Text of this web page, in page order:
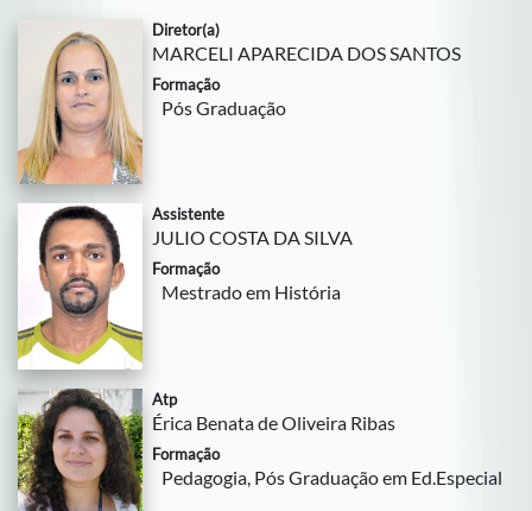
Diretor(a)
MARCELI APARECIDA DOS SANTOS
Formação
Pós Graduação
Assistente
JULIO COSTA DA SILVA
Formação
Mestrado em História
Atp
Érica Benata de Oliveira Ribas
Formação
Pedagogia, Pós Graduação em Ed.Especial